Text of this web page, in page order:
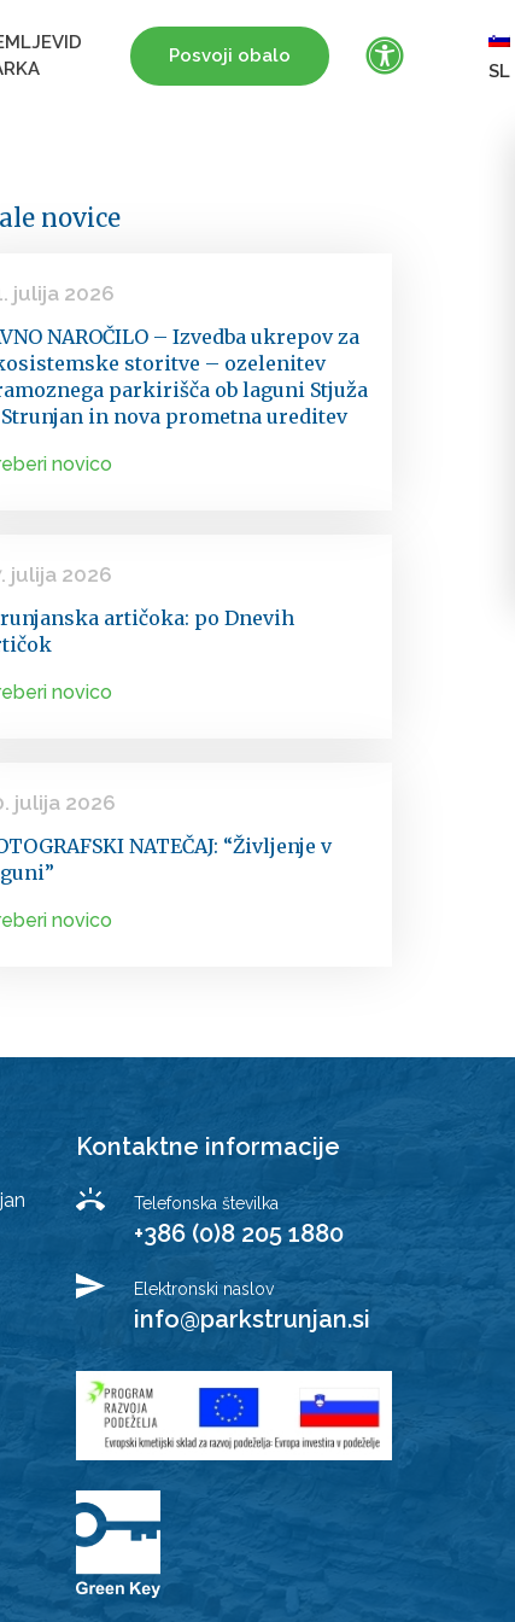
Posvoji obalo
SL
novice
julija 2026
NAROČILO – Izvedba ukrepov za
storitve – ozelenitev
parkirišča ob laguni Stjuža
in nova prometna ureditev
novico
julija 2026
artičoka: po Dnevih
novico
julija 2026
NATEČAJ: “Življenje v
novico
Kontaktne informacije
Telefonska številka
+386 (0)8 205 1880
Elektronski naslov
info@parkstrunjan.si